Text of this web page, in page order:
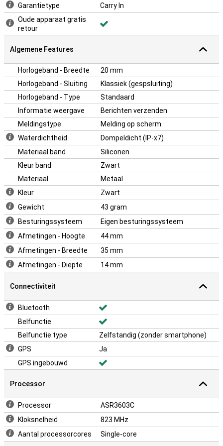
betekent minder opladen en meer gemak. Perfect voor drukke
dagen vol school en spelen. De zwarte kleur geeft het horloge een
stoere uitstraling en past bij elke outfit. Het lichte en compacte
ontwerp zorgt voor extra draagcomfort. Zo draagt je kind het
voor elke jonge gebruiker.
Garantietype
Carry In
Oude apparaat gratis
retour
Algemene Features
Horlogeband - Breedte
20 mm
Horlogeband - Sluiting
Klassiek (gespsluiting)
Horlogeband - Type
Standaard
Informatie weergave
Berichten verzenden
Meldingstype
Melding op scherm
Waterdichtheid
Dompeldicht (IP-x7)
Materiaal band
Siliconen
Kleur band
Zwart
Materiaal
Metaal
Kleur
Zwart
Gewicht
43 gram
Besturingssysteem
Eigen besturingssysteem
Afmetingen - Hoogte
44 mm
Afmetingen - Breedte
35 mm
Afmetingen - Diepte
14 mm
Connectiviteit
Bluetooth
Belfunctie
Belfunctie type
Zelfstandig (zonder smartphone)
GPS
Ja
GPS ingebouwd
Processor
Processor
ASR3603C
Kloksnelheid
823 MHz
Aantal processorcores
Single-core